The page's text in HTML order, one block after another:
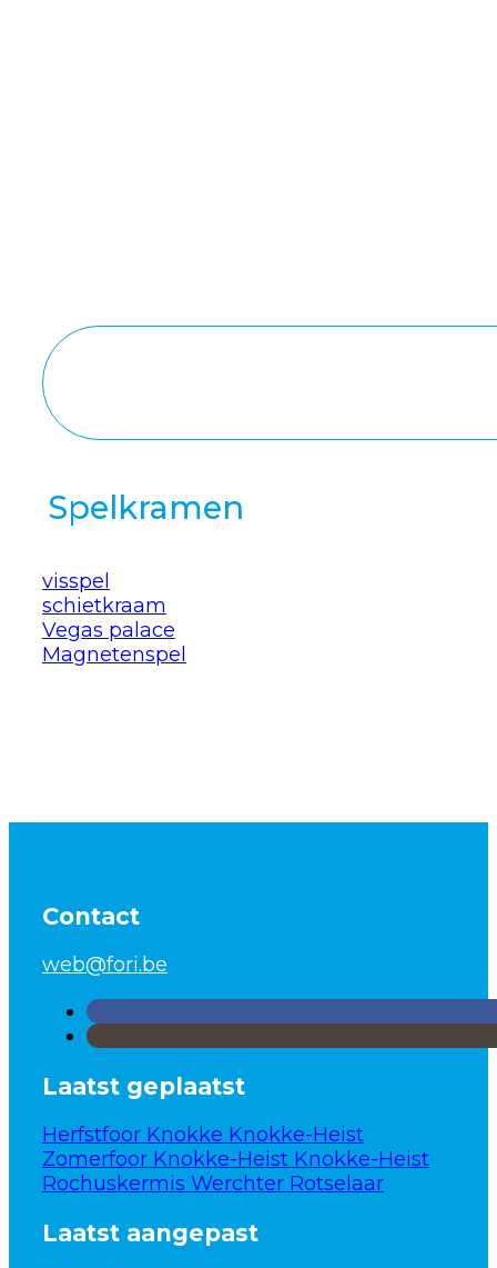
Spelkramen
visspel
schietkraam
Vegas palace
Magnetenspel
Contact
web@fori.be
Laatst geplaatst
Herfstfoor Knokke Knokke-Heist
Zomerfoor Knokke-Heist Knokke-Heist
Rochuskermis Werchter Rotselaar
Laatst aangepast